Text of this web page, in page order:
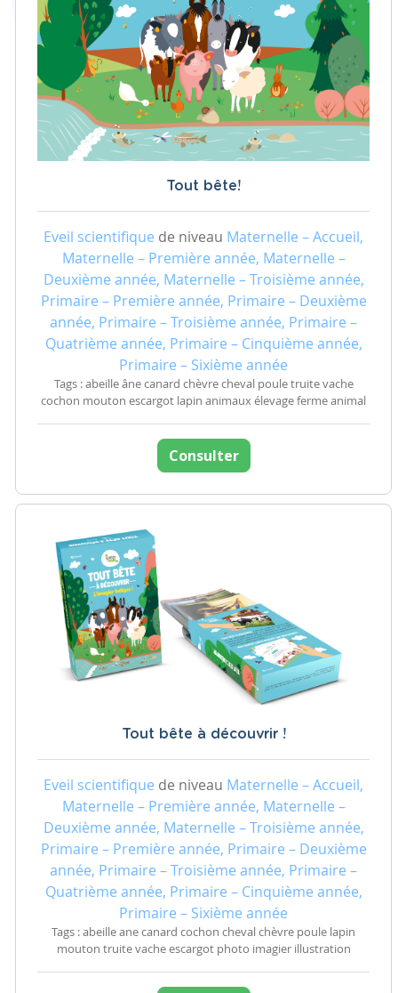
Tout bête!
Eveil scientifique de niveau Maternelle – Accueil,
Maternelle – Première année, Maternelle –
Deuxième année, Maternelle – Troisième année,
Primaire – Première année, Primaire – Deuxième
année, Primaire – Troisième année, Primaire –
Quatrième année, Primaire – Cinquième année,
Primaire – Sixième année
Tags : abeille âne canard chèvre cheval poule truite vache
cochon mouton escargot lapin animaux élevage ferme animal
Consulter
Tout bête à découvrir !
Eveil scientifique de niveau Maternelle – Accueil,
Maternelle – Première année, Maternelle –
Deuxième année, Maternelle – Troisième année,
Primaire – Première année, Primaire – Deuxième
année, Primaire – Troisième année, Primaire –
Quatrième année, Primaire – Cinquième année,
Primaire – Sixième année
Tags : abeille ane canard cochon cheval chèvre poule lapin
mouton truite vache escargot photo imagier illustration